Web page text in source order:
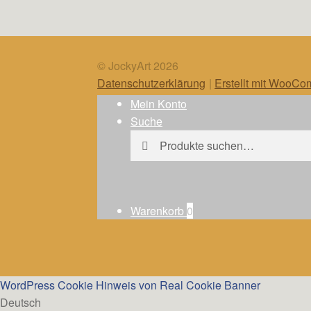
© JockyArt 2026
Datenschutzerklärung
Erstellt mit
Mein Konto
Suche
Suche
nach:
Suche
Warenkorb 0
WordPress Cookie Hinweis von Real Cookie Banner
Deutsch